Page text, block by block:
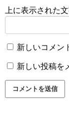
上に表示された
新しいコメン
新しい投稿を